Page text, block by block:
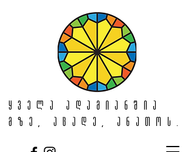
ყველა ადამიანშია
მზე, აცადე, ანათოს.